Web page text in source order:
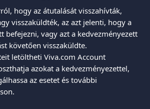
hogy az átutalását visszahívták,
visszaküldték, az azt jelenti, hogy a
befejezni, vagy azt a kedvezményezett
követően visszaküldte.
letöltheti Viva.com Account
azokat a kedvezményezettel,
az esetet és további